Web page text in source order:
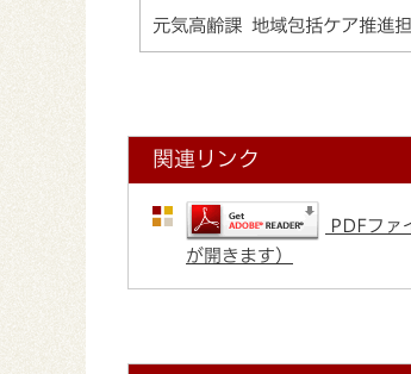
元気高齢課 地域包括ケア推進
関連リンク
PDFファ
が開きます）